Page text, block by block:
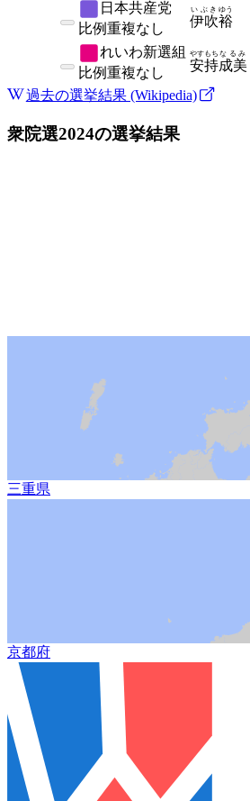
日本共産党
比例重複なし 伊吹
いぶき
裕
ゆう
れいわ新選組
比例重複なし 安持
やすもち
成美
なるみ
過去の選挙結果 (Wikipedia)
衆院選2024の選挙結果
三重県
京都府